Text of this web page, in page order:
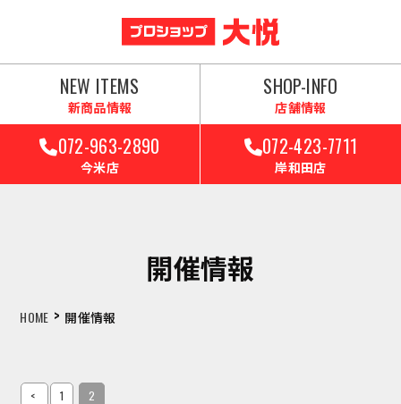
NEW ITEMS
新商品情報
SHOP-INFO
店舗情報
072-963-2890
今米店
072-423-7711
岸和田店
開催情報
HOME > 開催情報
< 1 2